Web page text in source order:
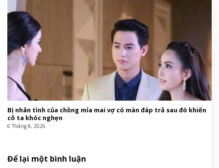
Bị nhân tình của chồng mỉa mai vợ có màn đáp trả sau đó khiến
cô ta khóc nghẹn
6 Tháng 8, 2026
Để lại một bình luận